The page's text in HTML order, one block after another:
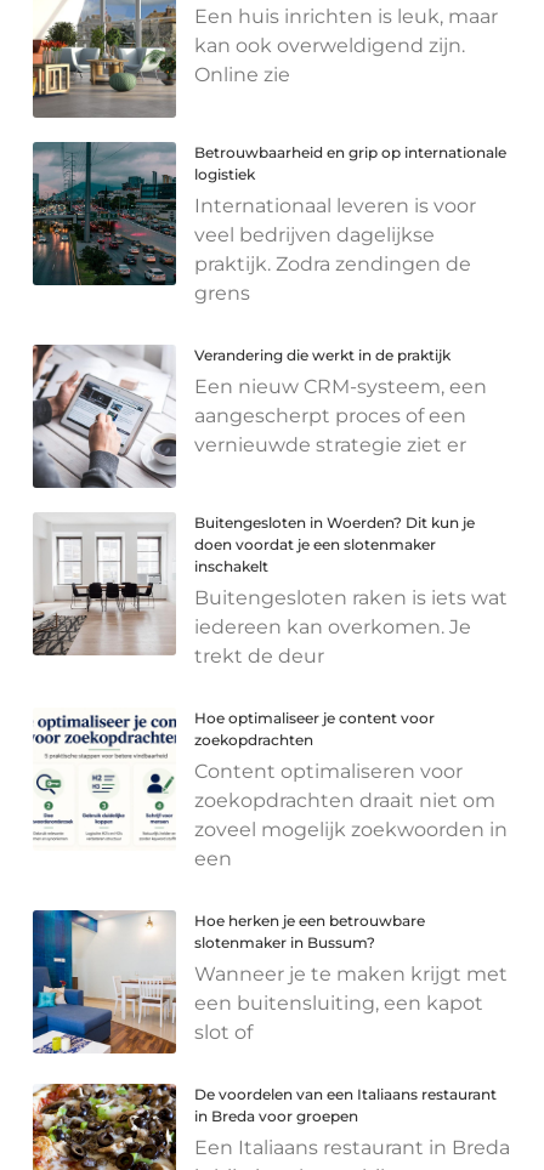
Een huis inrichten is leuk, maar
kan ook overweldigend zijn.
Online zie
Betrouwbaarheid en grip op internationale
logistiek
Internationaal leveren is voor
veel bedrijven dagelijkse
praktijk. Zodra zendingen de
grens
Verandering die werkt in de praktijk
Een nieuw CRM-systeem, een
aangescherpt proces of een
vernieuwde strategie ziet er
Buitengesloten in Woerden? Dit kun je
doen voordat je een slotenmaker
inschakelt
Buitengesloten raken is iets wat
iedereen kan overkomen. Je
trekt de deur
Hoe optimaliseer je content voor
zoekopdrachten
Content optimaliseren voor
zoekopdrachten draait niet om
zoveel mogelijk zoekwoorden in
een
Hoe herken je een betrouwbare
slotenmaker in Bussum?
Wanneer je te maken krijgt met
een buitensluiting, een kapot
slot of
De voordelen van een Italiaans restaurant
in Breda voor groepen
Een Italiaans restaurant in Breda